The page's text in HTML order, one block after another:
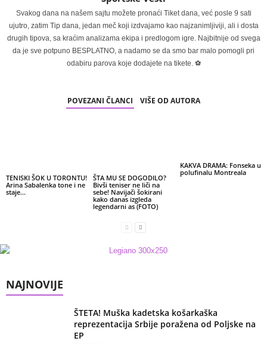
Svakog dana na našem sajtu možete pronaći Tiket dana, već posle 9 sati
ujutro, zatim Tip dana, jedan meč koji izdvajamo kao najzanimljiviji, ali i dosta
drugih tipova, sa kraćim analizama ekipa i predlogom igre. Najbitnije od svega
da je sve potpuno BESPLATNO, a nadamo se da smo bar malo pomogli pri
odabiru parova koje dodajete na tikete. ⚽
POVEZANI ČLANCI VIŠE OD AUTORA
TENISKI ŠOK U TORONTU!
Arina Sabalenka tone i ne
staje…
ŠTA MU SE DOGODILO?
Bivši teniser ne liči na
sebe! Navijači šokirani
kako danas izgleda
legendarni as (FOTO)
KAKVA DRAMA: Fonseka u
polufinalu Montreala
NAJNOVIJE
ŠTETA! Muška kadetska košarkaška
reprezentacija Srbije poražena od Poljske na
EP